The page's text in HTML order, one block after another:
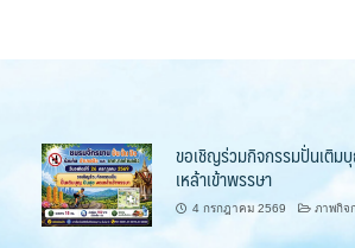
ขอเชิญร่วมกิจกรรมปั่นเติม
เหล้าเข้าพรรษา
4 กรกฎาคม 2569 ภาพกิจ